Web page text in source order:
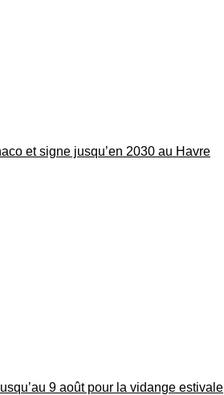
et signe jusqu’en 2030 au Havre
9 août pour la vidange estivale